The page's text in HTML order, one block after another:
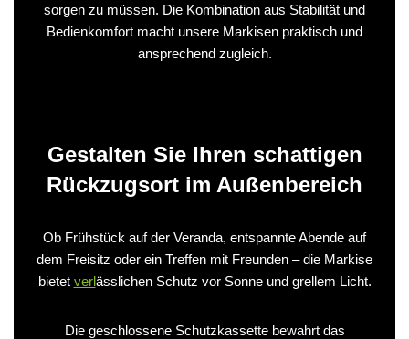
sorgen zu müssen. Die Kombination aus Stabilität und
Bedienkomfort macht unsere Markisen praktisch und
ansprechend zugleich.
Gestalten Sie Ihren schattigen
Rückzugsort im Außenbereich
Ob Frühstück auf der Veranda, entspannte Abende auf
dem Freisitz oder ein Treffen mit Freunden – die Markise
bietet verlässlichen Schutz vor Sonne und grellem Licht.
Die geschlossene Schutzkassette bewahrt das